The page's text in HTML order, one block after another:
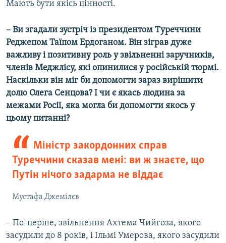
Мають бути якісь цінності.
– Ви згадали зустріч із президентом Туреччини
Реджепом Таїпом Ердоганом. Він зіграв дуже
важливу і позитивну роль у звільненні заручників,
членів Меджлісу, які опинилися у російській тюрмі.
Наскільки він міг би допомогти зараз вирішити
долю Олега Сенцова? І чи є якась людина за
межами Росії, яка могла би допомогти якось у
цьому питанні?
Міністр закордонних справ
Туреччини сказав мені: ви ж знаєте, що
Путін нічого задарма не віддає
Мустафа Джемілєв
– По-перше, звільнення Ахтема Чийгоза, якого
засудили до 8 років, і Ільмі Умерова, якого засудили